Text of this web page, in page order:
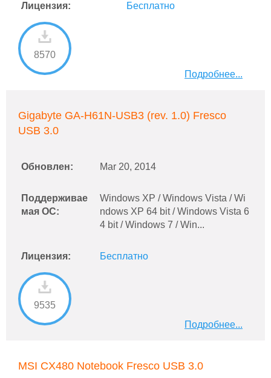
Лицензия: Бесплатно
8570
Подробнее...
Gigabyte GA-H61N-USB3 (rev. 1.0) Fresco
USB 3.0
Обновлен: Mar 20, 2014
Поддерживае
мая ОС:
Windows XP / Windows Vista / Wi
ndows XP 64 bit / Windows Vista 6
4 bit / Windows 7 / Win...
Лицензия: Бесплатно
9535
Подробнее...
MSI CX480 Notebook Fresco USB 3.0